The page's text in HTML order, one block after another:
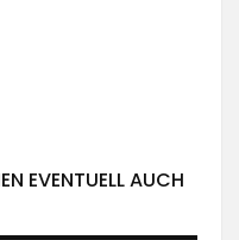
EVENTUELL AUCH